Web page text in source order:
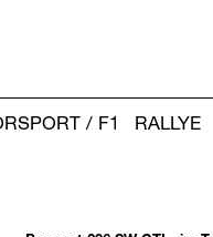
/ F1
RALLYE